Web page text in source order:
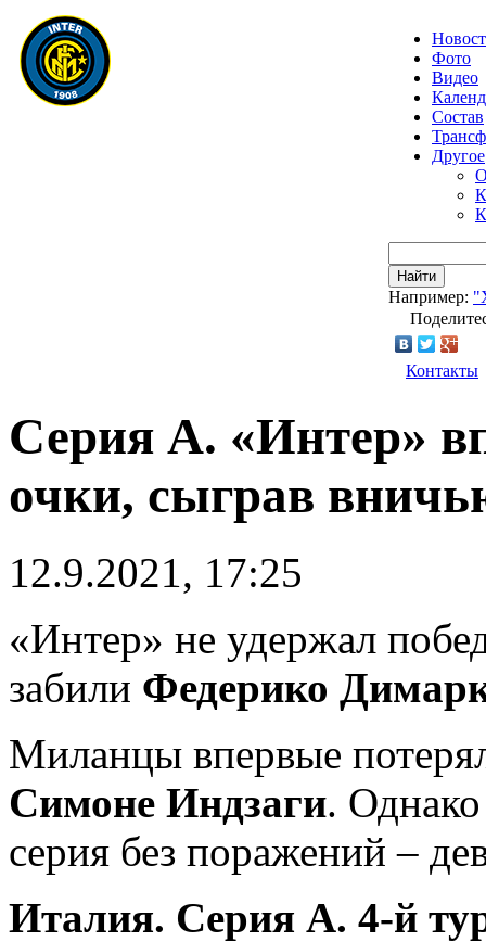
Фото
Видео
Состав
Другое
Найти
Например:
Контакты
Серия А. «Интер»
очки, сыграв
12.9.2021, 17:25
«Интер» не удержал
забили Федерико
Миланцы впервые
Симоне Индзаги.
серия без поражений –
Италия. Серия А. 4-й